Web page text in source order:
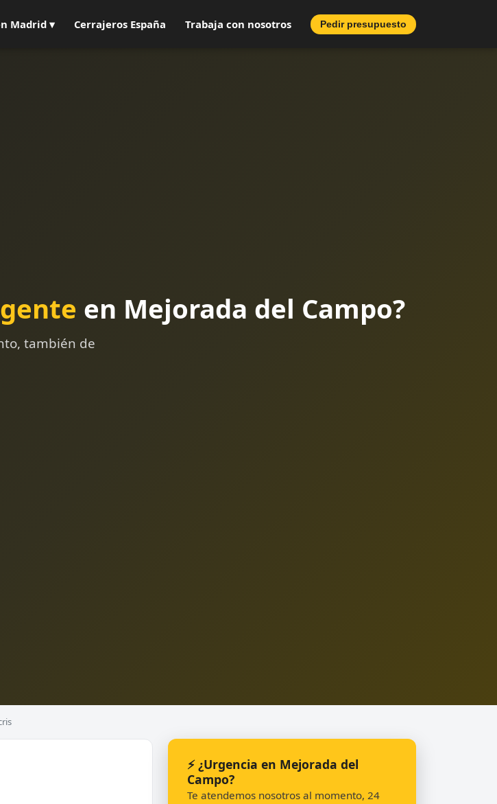
Madrid ▾ Cerrajeros España Trabaja con nosotros Pedir presupuesto
en Mejorada del Campo?
también de
⚡ ¿Urgencia en Mejorada del
Campo?
Te atendemos nosotros al momento, 24